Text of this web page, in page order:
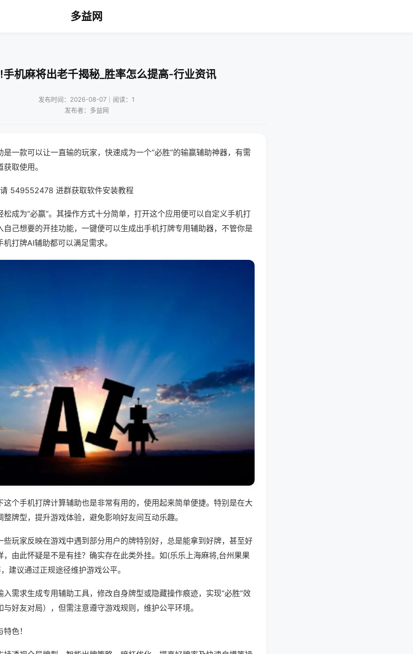
多益网
手机麻将出老千揭秘_胜率怎么提高-行业资讯
发布时间：2026-08-07｜阅读：1
发布者：多益网
一款可以让一直输的玩家，快速成为一个“必胜”的输赢辅助神器，有需
取使用。
549552478 进群获取软件安装教程
成为“必赢”。其操作方式十分简单，打开这个应用便可以自定义手机打
自己想要的开挂功能，一键便可以生成出手机打牌专用辅助器，不管你是
打牌AI辅助都可以满足需求。
这个手机打牌计算辅助也是非常有用的，使用起来简单便捷。特别是在大
牌型，提升游戏体验，避免影响好友间互动乐趣。
些玩家反映在游戏中遇到部分用户的牌特别好，总是能拿到好牌，甚至好
，由此怀疑是不是有挂？确实存在此类外挂。如(乐乐上海麻将,台州果果
建议通过正规途径维护游戏公平。
入需求生成专用辅助工具，修改自身牌型或隐藏操作痕迹，实现“必胜”效
好友对局），但需注意遵守游戏规则，维护公平环境。
色！